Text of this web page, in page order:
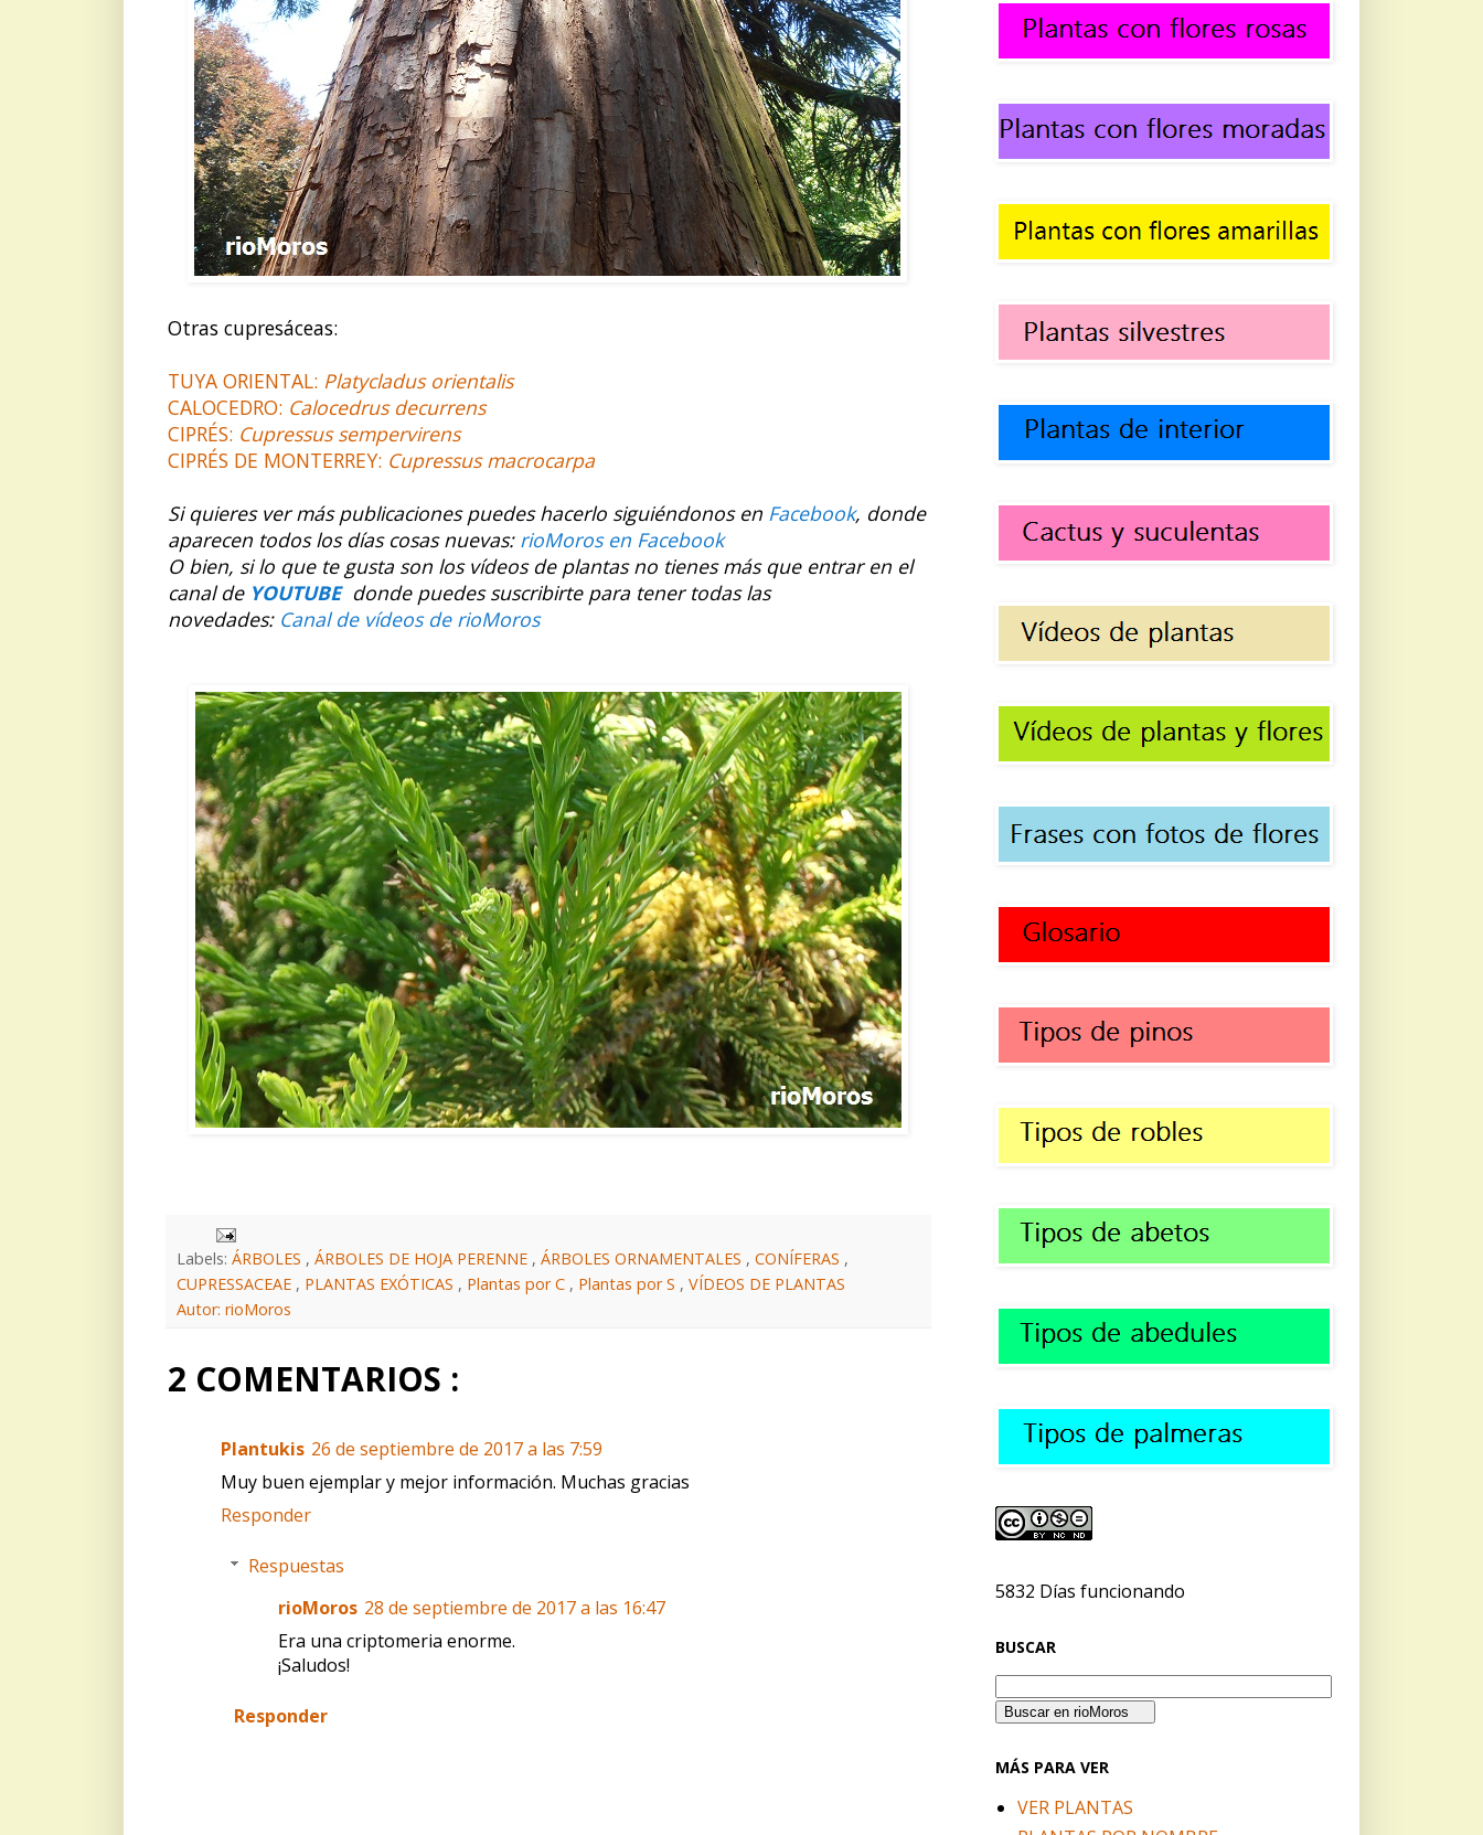
Otras cupresáceas:
TUYA ORIENTAL: Platycladus orientalis
CALOCEDRO: Calocedrus decurrens
CIPRÉS: Cupressus sempervirens
CIPRÉS DE MONTERREY: Cupressus macrocarpa
Si quieres ver más publicaciones puedes hacerlo siguiéndonos en Facebook, donde
aparecen todos los días cosas nuevas: rioMoros en Facebook
O bien, si lo que te gusta son los vídeos de plantas no tienes más que entrar en el
canal de YOUTUBEdonde puedes suscribirte para tener todas las
novedades: Canal de vídeos de rioMoros
Labels: ÁRBOLES , ÁRBOLES DE HOJA PERENNE , ÁRBOLES ORNAMENTALES , CONÍFERAS ,
CUPRESSACEAE , PLANTAS EXÓTICAS , Plantas por C , Plantas por S , VÍDEOS DE PLANTAS
Autor: rioMoros
2 COMENTARIOS :
Plantukis 26 de septiembre de 2017 a las 7:59
Muy buen ejemplar y mejor información. Muchas gracias
Responder
Respuestas
rioMoros 28 de septiembre de 2017 a las 16:47
Era una criptomeria enorme.
¡Saludos!
Responder
5832 Días funcionando
BUSCAR
MÁS PARA VER
VER PLANTAS